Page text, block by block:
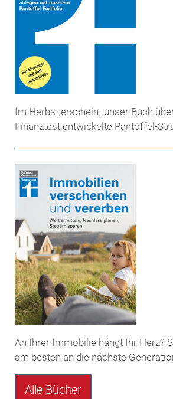
Im Herbst erscheint unser Buch
Finanztest entwickelte Pantoffel-
An Ihrer Immobilie hängt Ihr Herz?
am besten an die nächste
Alle Bücher